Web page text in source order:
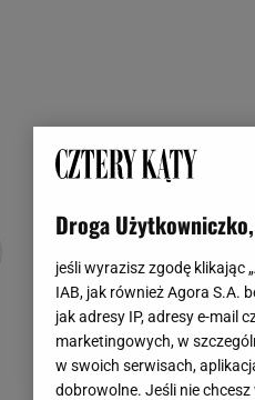
Jaki ekspres
doskonałych
Agnieszka Hasiec
7 listopada 2024, 16:51
Droga
jeśli wyrazisz zgodę klikając
IAB, jak również Agora S.A.
jak adresy IP, adresy e-mail
marketingowych, w
w swoich serwisach,
dobrowolne. Jeśli nie